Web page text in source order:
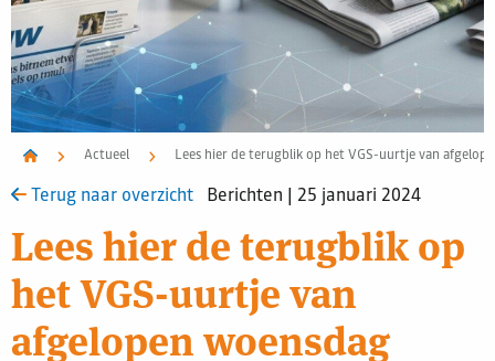
Actueel Lees hier de terugblik op het VGS-uurtje van
Terug naar overzicht Berichten | 25 januari 2024
Lees hier de terugblik op
het VGS-uurtje van
afgelopen woensdag